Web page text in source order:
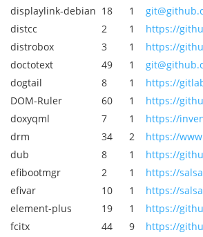
displaylink-debian 18 1
distcc
2 1
https://
distrobox
3 1
https://
doctotext
49 1
dogtail
8 1
https://
DOM-Ruler
60 1
https://
doxyqml
7 1
https://
drm
34 2
https://
dub
8 1
https://
efibootmgr
2 1
https://
efivar
10 1
https://
element-plus
19 1
https://
fcitx
44 9
https://